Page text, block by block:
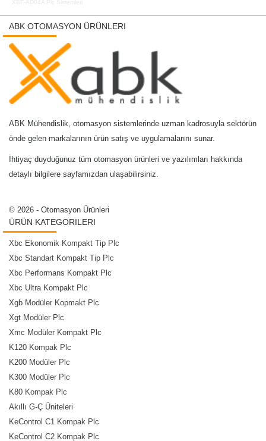
XBF-AD04A Plc Sistemleri
ABK OTOMASYON ÜRÜNLERI
ABK Mühendislik, otomasyon sistemlerinde uzman kadrosuyla sektörün
önde gelen markalarının ürün satış ve uygulamalarını sunar.
İhtiyaç duyduğunuz tüm otomasyon ürünleri ve yazılımları hakkında
detaylı bilgilere sayfamızdan ulaşabilirsiniz.
© 2026 - Otomasyon Ürünleri
ÜRÜN KATEGORILERI
Xbc Ekonomik Kompakt Tip Plc
Xbc Standart Kompakt Tip Plc
Xbc Performans Kompakt Plc
Xbc Ultra Kompakt Plc
Xgb Modüler Kopmakt Plc
Xgt Modüler Plc
Xmc Modüler Kompakt Plc
K120 Kompak Plc
K200 Modüler Plc
K300 Modüler Plc
K80 Kompak Plc
Akıllı G-Ç Üniteleri
KeControl C1 Kompak Plc
KeControl C2 Kompak Plc